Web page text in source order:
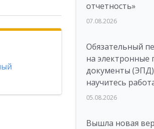
отчетность»
07.08.2026
Обязательный
на электронные
документы
научитесь
05.08.2026
Вышла новая